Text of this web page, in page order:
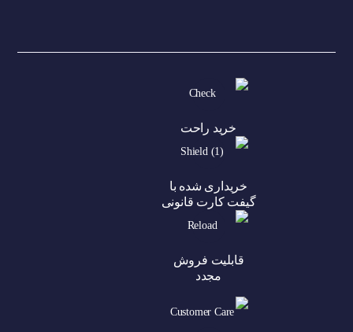
خرید راحت
خریداری شده با
گیفت کارت قانونی
قابلیت فروش
مجدد